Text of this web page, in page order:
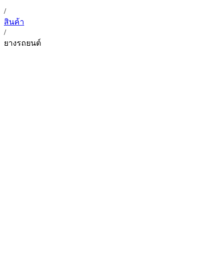
/
สินค้า
/
ยางรถยนต์